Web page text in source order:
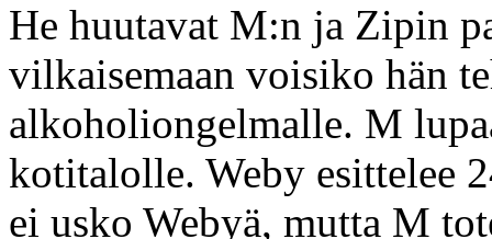
He huutavat M:n ja Zipin
vilkaisemaan voisiko hän
alkoholiongelmalle. M
kotitalolle. Weby esittelee
ei usko Webyä, mutta M